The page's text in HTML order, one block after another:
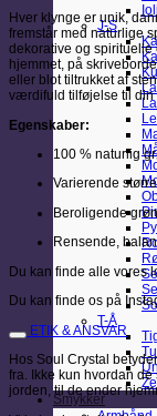
J-S
T-Å
Smykker
Hver klynge er unik,
fremstår med naturlige
dekorative og spirituelle
hjemmet, på
eller blot tiltrukket af
værdifuld tilføjelse til din
Egenskaber:
100 % naturlig
Varierende
Beroligende
Rensende,
Du kan finde alle vores
Du kan finde os på
ETIK & ANSVAR
Hos Soul Crystal
fra. Ikke kun hvordan
jorden, til de ender